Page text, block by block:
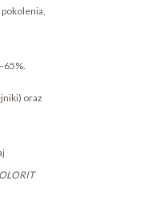
pokolenia,
oraz